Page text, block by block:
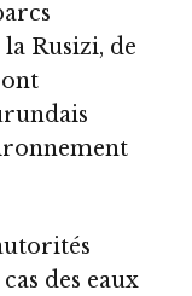
Rusizi, de
des eaux